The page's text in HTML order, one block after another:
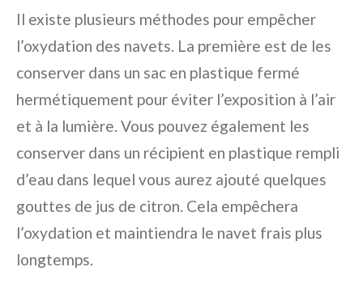
Il existe plusieurs méthodes pour empêcher
l’oxydation des navets. La première est de les
conserver dans un sac en plastique fermé
hermétiquement pour éviter l’exposition à l’air
et à la lumière. Vous pouvez également les
conserver dans un récipient en plastique rempli
d’eau dans lequel vous aurez ajouté quelques
gouttes de jus de citron. Cela empêchera
l’oxydation et maintiendra le navet frais plus
longtemps.